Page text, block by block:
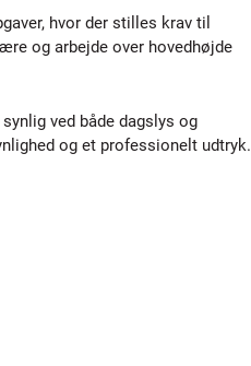
hvor der stilles krav til
og arbejde over hovedhøjde
ved både dagslys og
og et professionelt udtryk.